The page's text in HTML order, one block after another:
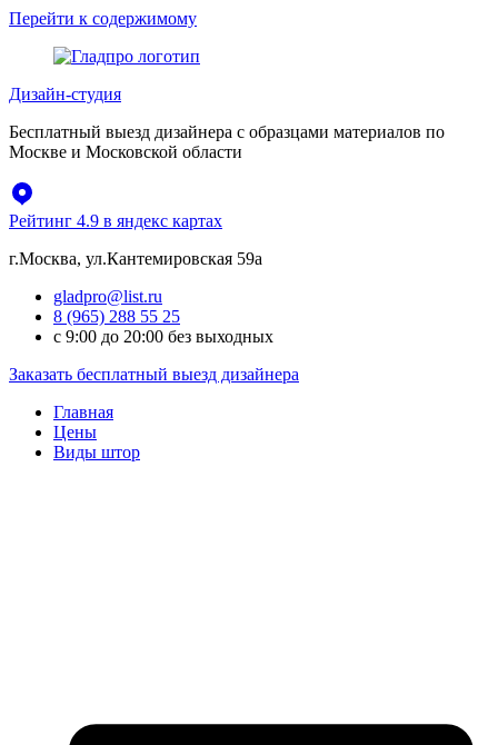
Перейти к содержимому
Дизайн-студия
Бесплатный выезд дизайнера с образцами материалов по
Москве и Московской области
Рейтинг 4.9 в яндекс картах
г.Москва, ул.Кантемировская 59а
gladpro@list.ru
8 (965) 288 55 25
с 9:00 до 20:00 без выходных
Заказать бесплатный выезд дизайнера
Главная
Цены
Виды штор